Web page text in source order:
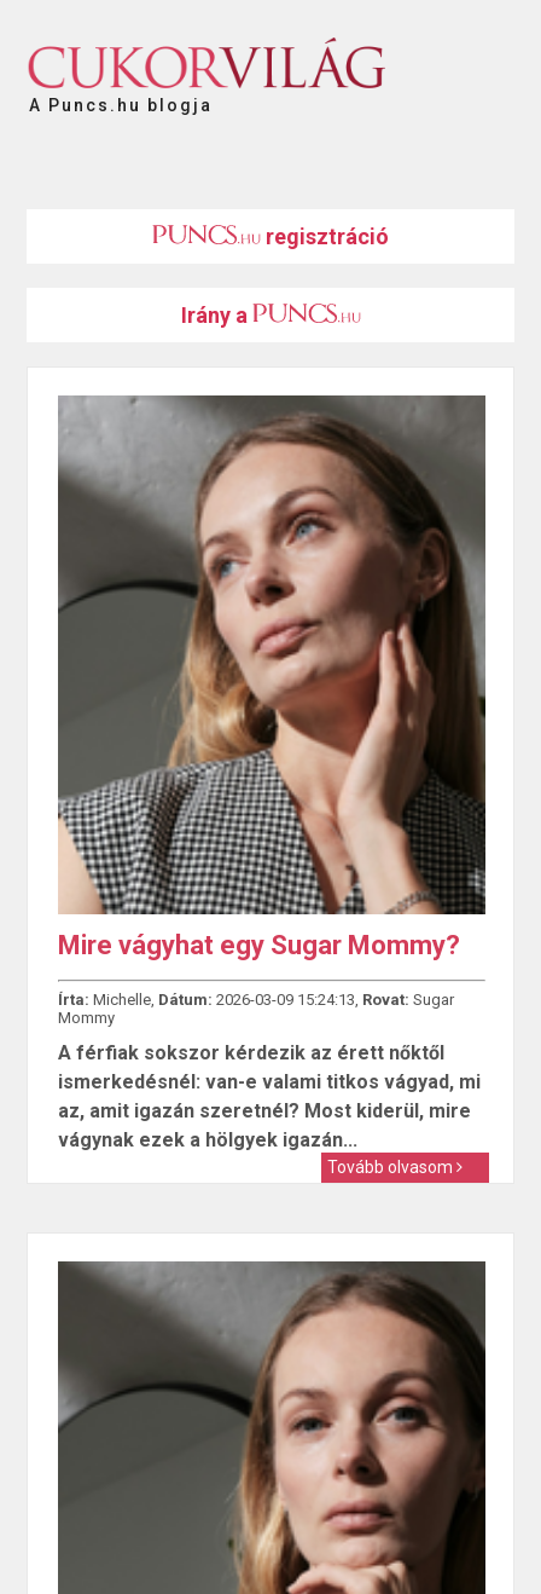
A Puncs.hu blogja
regisztráció
Irány a
Mire vágyhat egy Sugar Mommy?
Írta: Michelle, Dátum: 2026-03-09 15:24:13, Rovat: Sugar
Mommy
A férfiak sokszor kérdezik az érett nőktől
ismerkedésnél: van-e valami titkos vágyad, mi
az, amit igazán szeretnél? Most kiderül, mire
vágynak ezek a hölgyek igazán...
Tovább olvasom